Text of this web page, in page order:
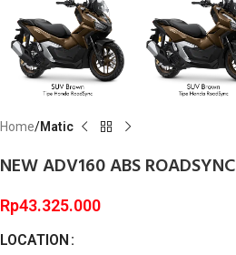
Home Matic
NEW ADV160 ABS ROADSYNC
Rp43.325.000
LOCATION